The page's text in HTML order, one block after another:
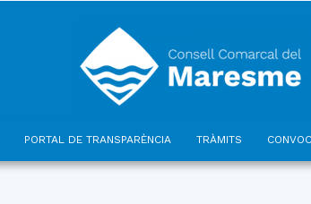
PORTAL DE TRANSPARÈNCIA TRÀMITS